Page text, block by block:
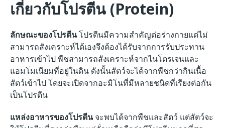
เกี่ยวกับโปรตีน (Protein)
ลักษณะของโปรตีนโปรตีนมีความสำคัญต่อร่างกายแต่ไม่
สามารถสังเคราะห์ได้เองจึงต้องได้รับจากการรับประทาน
อาหารเข้าไป พืชสามารถสังเคราะห์จากไนโตรเจนและ
แอมโมเนียมที่อยู่ในดิน ดังนั้นสัตว์จะได้จากพืชกว่ากินเนื้อ
สัตว์เข้าไป โดยจะเปิดจากอะมิโนที่มีหลายชนิดที่เรียงต่อกัน
เป็นโปรตีน
แหล่งอาหารของโปรตีนจะพบได้จากพืชและสัตว์ แต่สัตว์จะ